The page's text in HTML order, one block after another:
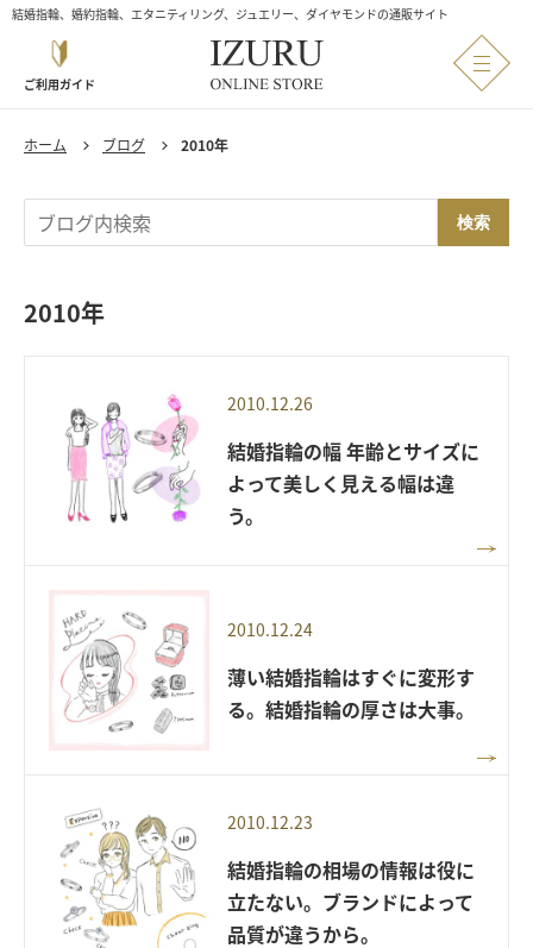
結婚指輪、婚約指輪、エタニティリング、ジュエリー、ダイヤモンドの通販サイト
ご利用ガイド
ホーム ブログ 2010年
検索
2010年
2010.12.26
結婚指輪の幅 年齢とサイズに
よって美しく見える幅は違
う。
2010.12.24
薄い結婚指輪はすぐに変形す
る。結婚指輪の厚さは大事。
2010.12.23
結婚指輪の相場の情報は役に
立たない。ブランドによって
品質が違うから。